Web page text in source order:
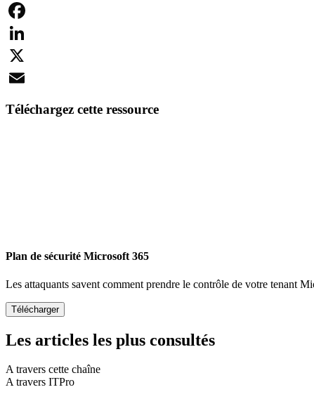
Facebook
LinkedIn
X
Téléchargez cette ressource
Plan de sécurité Microsoft 365
Les attaquants savent comment prendre le contrôle de votre tenant
Les articles les plus consultés
A travers cette chaîne
A travers ITPro